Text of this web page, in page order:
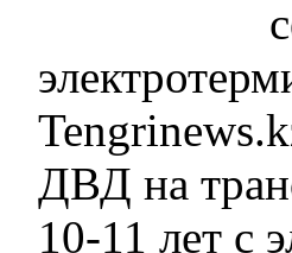
ДВД на
10-11 лет с